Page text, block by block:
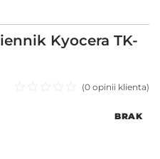
Kyocera TK-
(0 opinii klienta)
BRAK